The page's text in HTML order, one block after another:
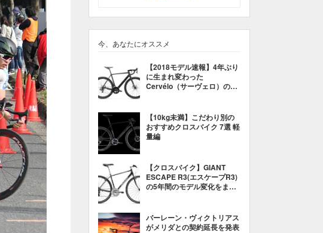
今、あなたにオススメ
【2018モデル速報】4年ぶり
に生まれ変わった
Cervélo（サーヴェロ）のR
【10kg未満】こだわり別の
おすすめクロスバイク 7選 軽
量編
【クロスバイク】GIANT
ESCAPE R3(エスケープR3)
の5年間のモデル変化をまと
バーレーン・ヴィクトリアス
がメリダとの契約延長を発表